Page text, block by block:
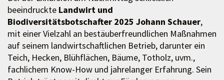
beeindruckte Landwirt und
Biodiversitätsbotschafter 2025 Johann Schauer,
mit einer Vielzahl an bestäuberfreundlichen Maßnahmen
auf seinem landwirtschaftlichen Betrieb, darunter ein
Teich, Hecken, Blühflächen, Bäume, Totholz, uvm.,
fachlichem Know-How und jahrelanger Erfahrung. Sein